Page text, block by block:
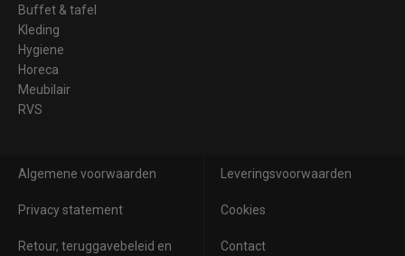
Buffet & tafel
Kleding
Hygiene
Horeca
Meubilair
RVS
Algemene voorwaarden Leveringsvoorwaarden
Privacy statement Cookies
Retour, teruggavebeleid en
Contact